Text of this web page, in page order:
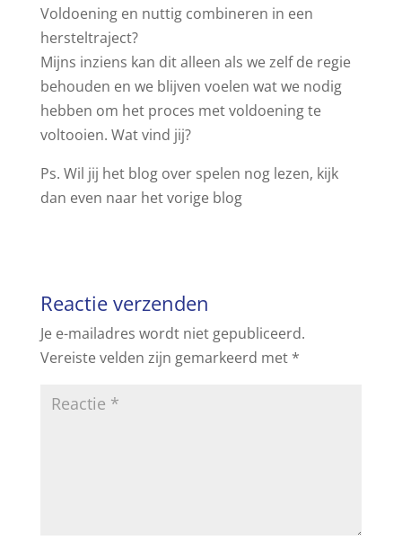
Voldoening en nuttig combineren in een
hersteltraject?
Mijns inziens kan dit alleen als we zelf de regie
behouden en we blijven voelen wat we nodig
hebben om het proces met voldoening te
voltooien. Wat vind jij?
Ps. Wil jij het blog over spelen nog lezen, kijk
dan even naar het vorige blog
Reactie verzenden
Je e-mailadres wordt niet gepubliceerd.
Vereiste velden zijn gemarkeerd met *